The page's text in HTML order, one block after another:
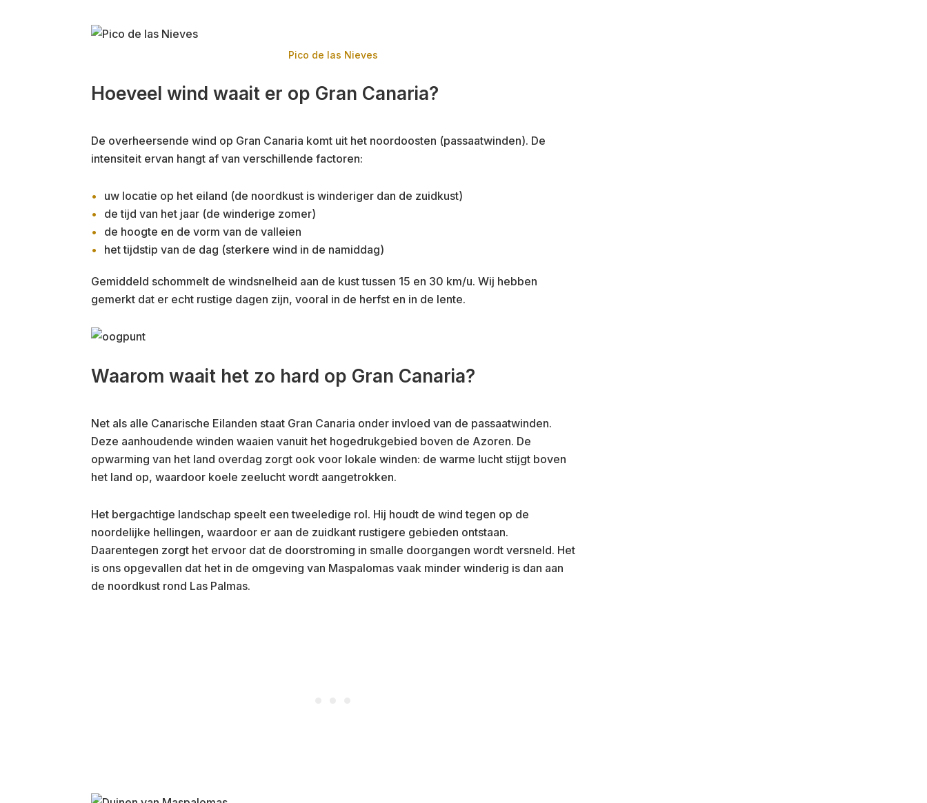
Pico de las Nieves
Hoeveel wind waait er op Gran Canaria?
De overheersende wind op Gran Canaria komt uit het noordoosten (passaatwinden). De
intensiteit ervan hangt af van verschillende factoren:
uw locatie op het eiland (de noordkust is winderiger dan de zuidkust)
de tijd van het jaar (de winderige zomer)
de hoogte en de vorm van de valleien
het tijdstip van de dag (sterkere wind in de namiddag)
Gemiddeld schommelt de windsnelheid aan de kust tussen 15 en 30 km/u. Wij hebben
gemerkt dat er echt rustige dagen zijn, vooral in de herfst en in de lente.
Waarom waait het zo hard op Gran Canaria?
Net als alle Canarische Eilanden staat Gran Canaria onder invloed van de passaatwinden.
Deze aanhoudende winden waaien vanuit het hogedrukgebied boven de Azoren. De
opwarming van het land overdag zorgt ook voor lokale winden: de warme lucht stijgt boven
het land op, waardoor koele zeelucht wordt aangetrokken.
Het bergachtige landschap speelt een tweeledige rol. Hij houdt de wind tegen op de
noordelijke hellingen, waardoor er aan de zuidkant rustigere gebieden ontstaan.
Daarentegen zorgt het ervoor dat de doorstroming in smalle doorgangen wordt versneld. Het
is ons opgevallen dat het in de omgeving van Maspalomas vaak minder winderig is dan aan
de noordkust rond Las Palmas.